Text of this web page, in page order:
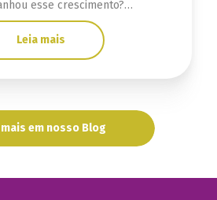
esse crescimento?
Leia mais
em nosso Blog